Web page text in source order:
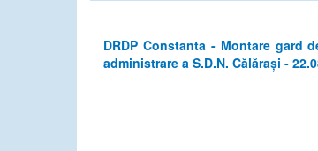
DRDP Constanta - Montare gard
administrare a S.D.N. Călărași -